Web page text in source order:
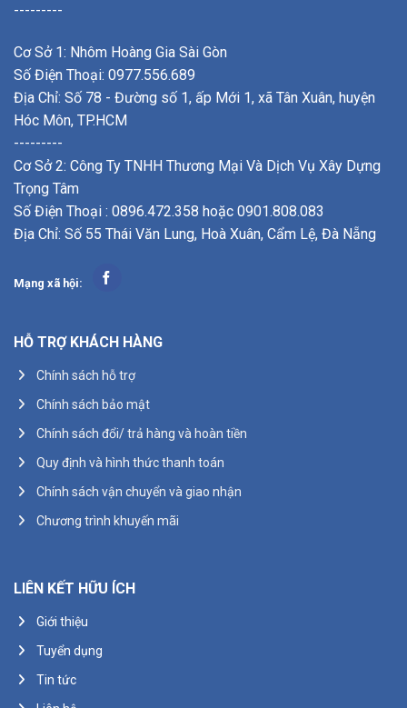
---------
Cơ Sở 1: Nhôm Hoàng Gia Sài Gòn
Số Điện Thoại: 0977.556.689
Địa Chỉ: Số 78 - Đường số 1, ấp Mới 1, xã Tân Xuân, huyện
Hóc Môn, TP.HCM
---------
Cơ Sở 2: Công Ty TNHH Thương Mại Và Dịch Vụ Xây Dựng
Trọng Tâm
Số Điện Thoại : 0896.472.358 hoặc 0901.808.083
Địa Chỉ: Số 55 Thái Văn Lung, Hoà Xuân, Cẩm Lệ, Đà Nẵng
Mạng xã hội:
HỖ TRỢ KHÁCH HÀNG
Chính sách hỗ trợ
Chính sách bảo mật
Chính sách đổi/ trả hàng và hoàn tiền
Quy định và hình thức thanh toán
Chính sách vận chuyển và giao nhận
Chương trình khuyến mãi
LIÊN KẾT HỮU ÍCH
Giới thiệu
Tuyển dụng
Tin tức